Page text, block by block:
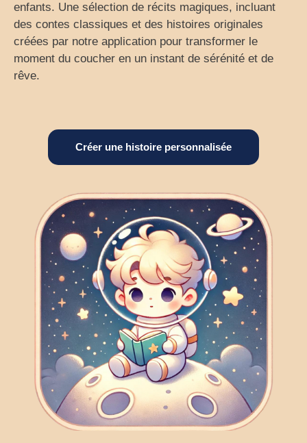
enfants. Une sélection de récits magiques, incluant
des contes classiques et des histoires originales
créées par notre application pour transformer le
moment du coucher en un instant de sérénité et de
rêve.
Créer une histoire personnalisée